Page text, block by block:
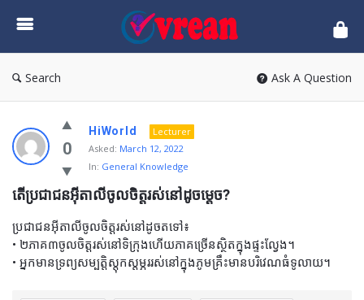
vrean.com
Search Ask A Question
0
HiWorld
Lecturer
Asked: March 12, 2022
In: General Knowledge
តើប្រជាជនអ៊ីតាលីចូលចិត្តរស់នៅដូចម្ដេច?
ប្រជាជនអ៊ីតាលីចូលចិត្តរស់នៅដូចតទៅ៖
• ២ភាគ៣ចូលចិត្តរស់នៅទិក្រុងហើយភាគច្រើនស្ថិតក្នុងផ្ទះល្វែង។
• អ្នកមានទ្រព្យសម្បត្ដិស្ដុកស្ដម្ភររស់នៅក្នុងភូមគ្រឹះមានបរិវេណធំទូលាយ។